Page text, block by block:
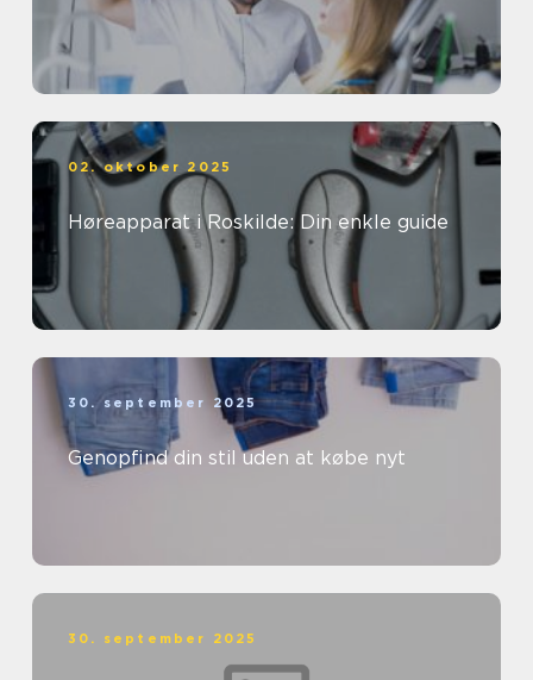
02. oktober 2025
Høreapparat i Roskilde: Din enkle guide
30. september 2025
Genopfind din stil uden at købe nyt
30. september 2025